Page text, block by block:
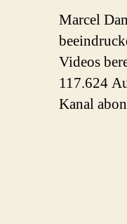
Marcel
Videos
117.624
Kanal